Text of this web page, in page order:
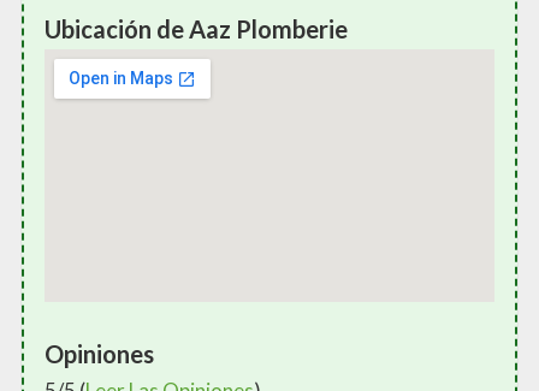
Ubicación de Aaz Plomberie
Opiniones